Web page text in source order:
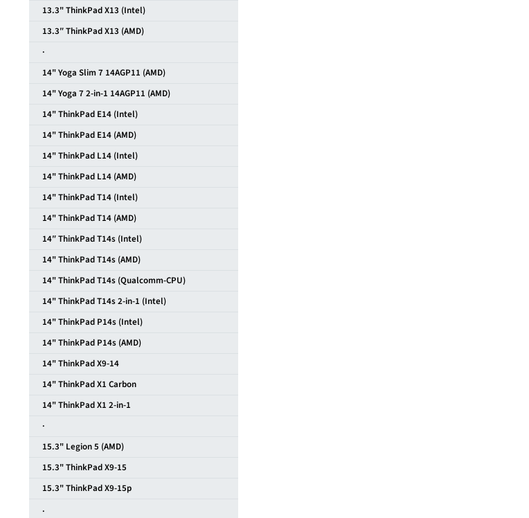
13.3" ThinkPad X13 (Intel)
13.3″ ThinkPad X13 (AMD)
·
14" Yoga Slim 7 14AGP11 (AMD)
14" Yoga 7 2-in-1 14AGP11 (AMD)
14" ThinkPad E14 (Intel)
14" ThinkPad E14 (AMD)
14" ThinkPad L14 (Intel)
14" ThinkPad L14 (AMD)
14" ThinkPad T14 (Intel)
14" ThinkPad T14 (AMD)
14″ ThinkPad T14s (Intel)
14" ThinkPad T14s (AMD)
14" ThinkPad T14s (Qualcomm-CPU)
14" ThinkPad T14s 2-in-1 (Intel)
14" ThinkPad P14s (Intel)
14" ThinkPad P14s (AMD)
14" ThinkPad X9-14
14" ThinkPad X1 Carbon
14" ThinkPad X1 2-in-1
·
15.3" Legion 5 (AMD)
15.3" ThinkPad X9-15
15.3" ThinkPad X9-15p
.